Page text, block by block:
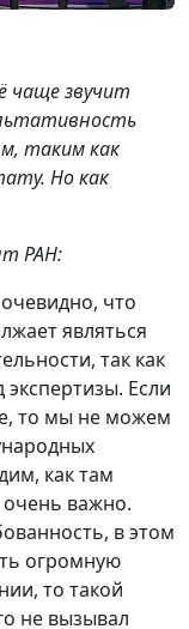
чаще звучит
таким как
Но как
РАН:
что
являться
так как
Если
то мы не можем
как там
важно.
в этом
огромную
то такой
не вызывал